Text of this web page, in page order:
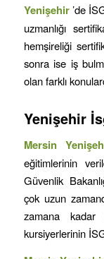
Yenişehir ’de
uzmanlığı
hemşireliği
sonra ise iş
olan farklı
Yenişehir
Mersin
eğitimlerinin
Güvenlik
çok uzun
zamana
kursiyerlerinin